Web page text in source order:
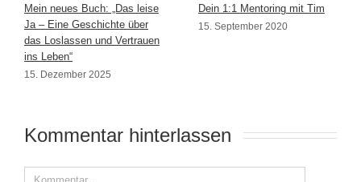
Mein neues Buch: „Das leise
Ja – Eine Geschichte über
das Loslassen und Vertrauen
ins Leben“
15. Dezember 2025
Dein 1:1 Mentoring mit Tim
15. September 2020
Kommentar hinterlassen